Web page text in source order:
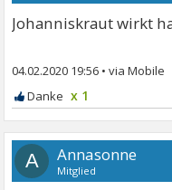
Johanniskraut wirkt
04.02.2020 19:56 •
x 1
A Annasonne
Mitglied